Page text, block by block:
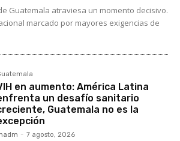
Guatemala atraviesa un momento decisivo.
marcado por mayores exigencias de
en aumento: América Latina
un desafío sanitario
Guatemala no es la
- 7 agosto, 2026